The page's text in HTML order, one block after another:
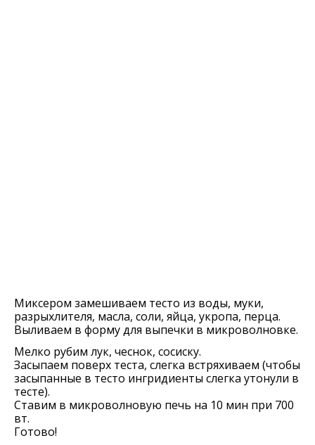
Миксером замешиваем тесто из воды, муки,
разрыхлителя, масла, соли, яйца, укропа, перца.
Выливаем в форму для выпечки в микроволновке.
Мелко рубим лук, чеснок, сосиску.
Засыпаем поверх теста, слегка встряхиваем (чтобы
засыпанные в тесто ингридиенты слегка утонули в
тесте).
Ставим в микроволновую печь на 10 мин при 700
вт.
Готово!